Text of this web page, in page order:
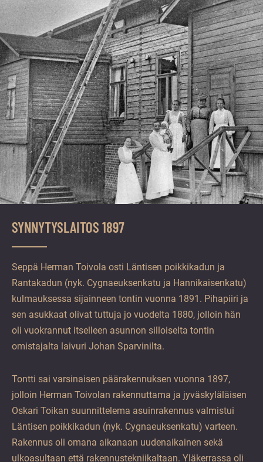
vuoden.
SYNNYTYSLAITOS 1897
Seppä Herman Toivola osti Läntisen poikkikadun ja
Rantakadun (nyk. Cygnaeuksenkatu ja Hannikaisenkatu)
kulmauksessa sijainneen tontin vuonna 1891. Pihapiiri ja
sen asukkaat olivat tuttuja jo vuodelta 1880, jolloin hän
oli vuokrannut itselleen asunnon silloiselta tontin
omistajalta laivuri Johan Sparvinilta.
Tontti sai varsinaisen päärakennuksen vuonna 1897,
jolloin Herman Toivolan rakennuttama ja jyväskyläläisen
Oskari Toikan suunnittelema asuinrakennus valmistui
Läntisen poikkikadun (nyk. Cygnaeuksenkatu) varteen.
Rakennus oli omana aikanaan uudenaikainen sekä
ulkoasultaan että rakennustekniikaltaan. Yläkerrassa oli